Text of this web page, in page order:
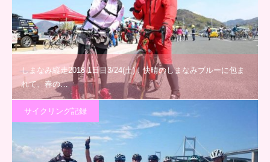
しまなみ縦走2018 1日目3/24(土)！快晴のしまなみブルーに包ま
れて、春の…
サイクリング記録